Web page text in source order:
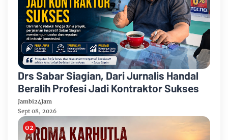
Drs Sabar Siagian, Dari Jurnalis Handal
Beralih Profesi Jadi Kontraktor Sukses
Jambi24Jam
Sept 08, 2026